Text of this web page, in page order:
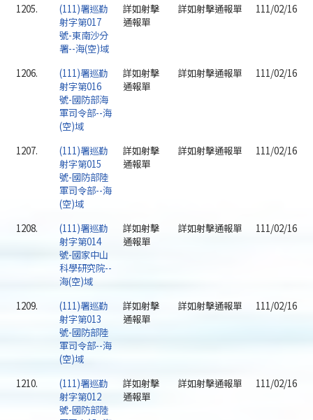
1205.
(111)署巡勤
射字第017
號-東南沙分
署--海(空)域
詳如射擊
通報單
詳如射擊通報單 111/02/16
1206.
(111)署巡勤
射字第016
號-國防部海
軍司令部--海
(空)域
詳如射擊
通報單
詳如射擊通報單 111/02/16
1207.
(111)署巡勤
射字第015
號-國防部陸
軍司令部--海
(空)域
詳如射擊
通報單
詳如射擊通報單 111/02/16
1208.
(111)署巡勤
射字第014
號-國家中山
科學研究院--
海(空)域
詳如射擊
通報單
詳如射擊通報單 111/02/16
1209.
(111)署巡勤
射字第013
號-國防部陸
軍司令部--海
(空)域
詳如射擊
通報單
詳如射擊通報單 111/02/16
1210.
(111)署巡勤
射字第012
號-國防部陸
詳如射擊
通報單
詳如射擊通報單 111/02/16